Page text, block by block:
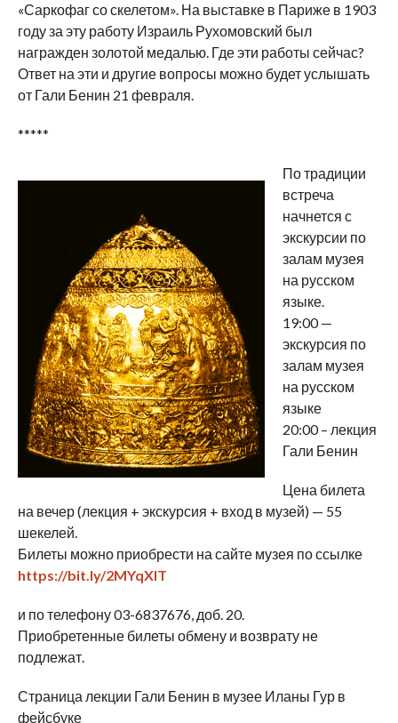
«Саркофаг со скелетом». На выставке в Париже в 1903
году за эту работу Израиль Рухомовский был
награжден золотой медалью. Где эти работы сейчас?
Ответ на эти и другие вопросы можно будет услышать
от Гали Бенин 21 февраля.
*****
По традиции
встреча
начнется с
экскурсии по
залам музея
на русском
языке.
19:00 —
экскурсия по
залам музея
на русском
языке
20:00 – лекция
Гали Бенин
Цена билета
на вечер (лекция + экскурсия + вход в музей) — 55
шекелей.
Билеты можно приобрести на сайте музея по ссылке
https://bit.ly/2MYqXlT
и по телефону 03-6837676, доб. 20.
Приобретенные билеты обмену и возврату не
подлежат.
Страница лекции Гали Бенин в музее Иланы Гур в
фейсбуке